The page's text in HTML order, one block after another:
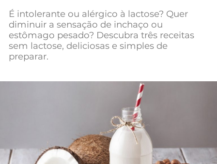
É intolerante ou alérgico à lactose? Quer
diminuir a sensação de inchaço ou
estômago pesado? Descubra três receitas
sem lactose, deliciosas e simples de
preparar.